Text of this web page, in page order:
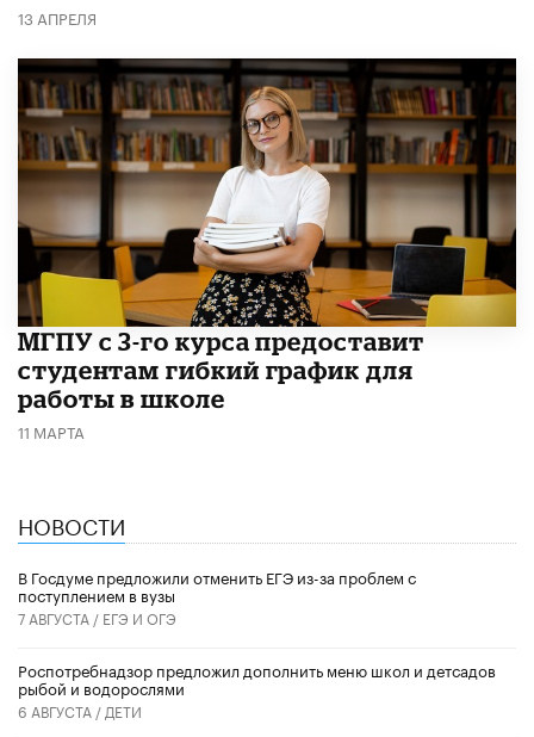
13 АПРЕЛЯ
МГПУ с 3-го курса предоставит
студентам гибкий график для
работы в школе
11 МАРТА
НОВОСТИ
В Госдуме предложили отменить ЕГЭ из-за проблем с
поступлением в вузы
7 АВГУСТА / ЕГЭ И ОГЭ
Роспотребнадзор предложил дополнить меню школ и детсадов
рыбой и водорослями
6 АВГУСТА / ДЕТИ